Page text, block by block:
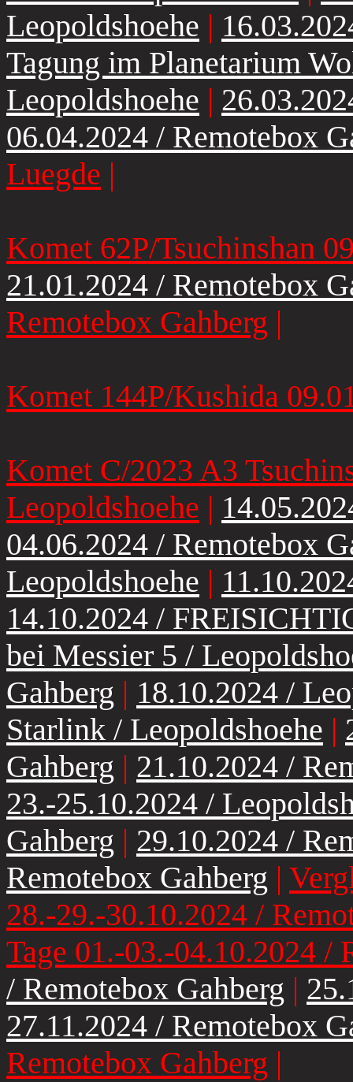
Leopoldshoehe |
Tagung im Planetarium
Leopoldshoehe |
06.04.2024 / Remotebox
Luegde |
Komet 62P/Tsuchinshan
21.01.2024 / Remotebox
Remotebox Gahberg |
Komet 144P/Kushida
Komet C/2023 A3
Leopoldshoehe |
04.06.2024 / Remotebox
Leopoldshoehe |
14.10.2024 /
bei Messier 5 /
Gahberg | 18.10.2024 /
Starlink / Leopoldshoehe |
Gahberg | 21.10.2024 /
23.-25.10.2024 /
Gahberg | 29.10.2024 /
Remotebox Gahberg |
28.-29.-30.10.2024 /
Tage 01.-03.-04.10.2024 /
/ Remotebox Gahberg |
27.11.2024 / Remotebox
Remotebox Gahberg |